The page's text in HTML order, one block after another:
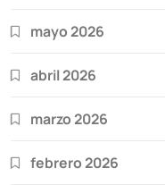
mayo 2026
abril 2026
marzo 2026
febrero 2026